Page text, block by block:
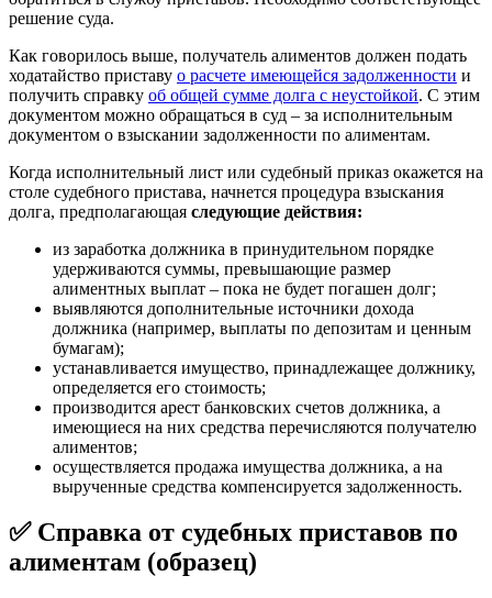
решение суда.
Как говорилось выше, получатель алиментов должен подать
ходатайство приставу о расчете имеющейся задолженности и
получить справку об общей сумме долга с неустойкой. С этим
документом можно обращаться в суд – за исполнительным
документом о взыскании задолженности по алиментам.
Когда исполнительный лист или судебный приказ окажется на
столе судебного пристава, начнется процедура взыскания
долга, предполагающая следующие действия:
из заработка должника в принудительном порядке
удерживаются суммы, превышающие размер
алиментных выплат – пока не будет погашен долг;
выявляются дополнительные источники дохода
должника (например, выплаты по депозитам и ценным
бумагам);
устанавливается имущество, принадлежащее должнику,
определяется его стоимость;
производится арест банковских счетов должника, а
имеющиеся на них средства перечисляются получателю
алиментов;
осуществляется продажа имущества должника, а на
вырученные средства компенсируется задолженность.
✅ Справка от судебных приставов по
алиментам (образец)